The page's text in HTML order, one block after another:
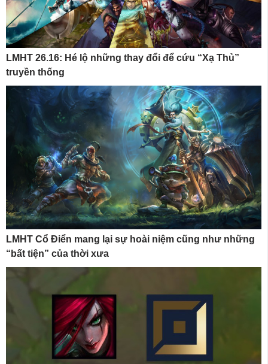
LMHT 26.16: Hé lộ những thay đổi để cứu “Xạ Thủ”
truyền thống
LMHT Cổ Điển mang lại sự hoài niệm cũng như những
“bất tiện” của thời xưa